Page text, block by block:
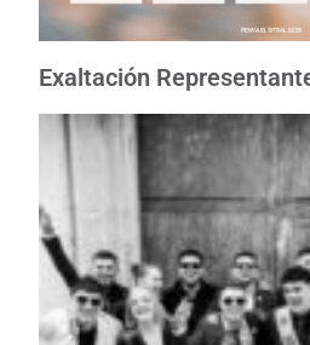
Exaltación